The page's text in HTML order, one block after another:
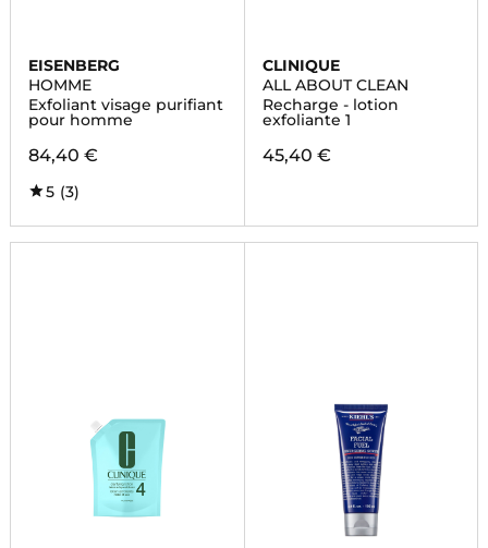
EISENBERG
HOMME
Exfoliant visage purifiant
pour homme
84,40 €
5 (3)
CLINIQUE
ALL ABOUT CLEAN
Recharge - lotion
exfoliante 1
45,40 €